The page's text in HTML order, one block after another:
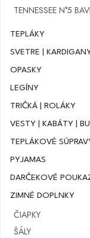
TENNESSEE N°5
TEPLÁKY
SVETRE |
OPASKY
LEGÍNY
TRIČKÁ | ROLÁKY
VESTY | KABÁTY |
TEPLÁKOVÉ
PYJAMAS
DARČEKOVÉ
ZIMNÉ DOPLNKY
ČIAPKY
ŠÁLY